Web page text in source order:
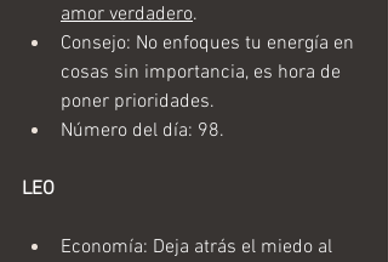
amor verdadero.
Consejo: No enfoques tu energía en
cosas sin importancia, es hora de
poner prioridades.
Número del día: 98.
LEO
Economía: Deja atrás el miedo al